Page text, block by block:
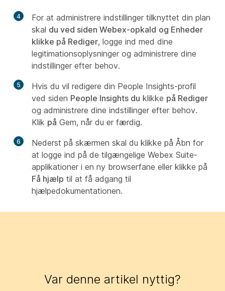
4
For at administrere indstillinger tilknyttet din plan
skal du ved siden Webex-opkald og Enheder
klikke på Rediger, logge ind med dine
legitimationsoplysninger og administrere dine
indstillinger efter behov.
5
Hvis du vil redigere din People Insights-profil
ved siden People Insights du klikke på Rediger
og administrere dine indstillinger efter behov.
Klik på Gem, når du er færdig.
6 Nederst på skærmen skal du klikke på Åbn for
at logge ind på de tilgængelige Webex Suite-
applikationer i en ny browserfane eller klikke på
Få hjælp til at få adgang til
hjælpedokumentationen.
Var denne artikel nyttig?